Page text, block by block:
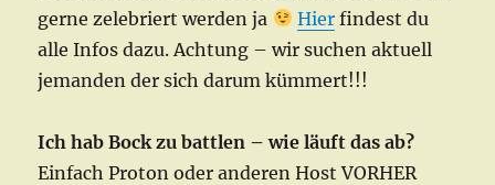
gerne zelebriert werden ja
Hierfindest du
alle Infos dazu. Achtung – wir suchen aktuell
jemanden der sich darum kümmert!!!
Ich hab Bock zu battlen – wie läuft das ab?
Einfach Proton oder anderen Host VORHER